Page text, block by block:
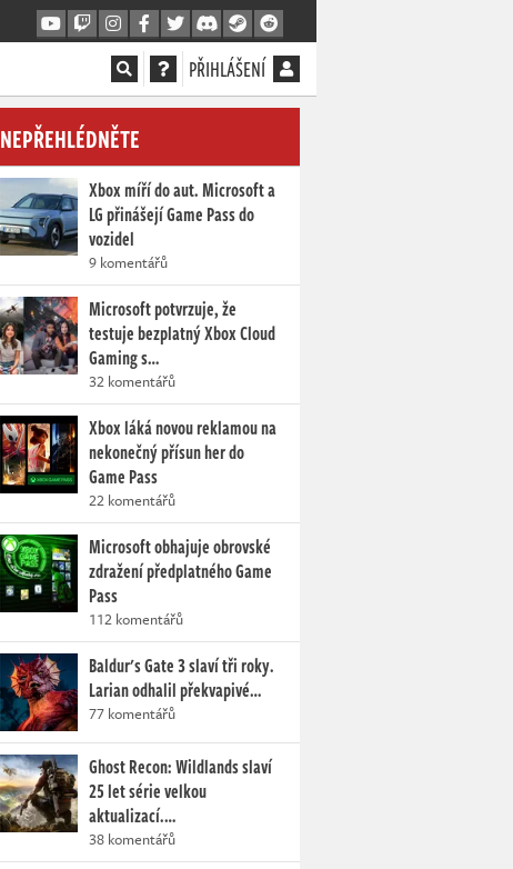
PŘIHLÁŠENÍ
NEPŘEHLÉDNĚTE
Xbox míří do aut. Microsoft a
LG přinášejí Game Pass do
vozidel
9 komentářů
Microsoft potvrzuje, že
testuje bezplatný Xbox Cloud
Gaming s…
32 komentářů
Xbox láká novou reklamou na
nekonečný přísun her do
Game Pass
22 komentářů
Microsoft obhajuje obrovské
zdražení předplatného Game
Pass
112 komentářů
Baldur's Gate 3 slaví tři roky.
Larian odhalil překvapivé…
77 komentářů
Ghost Recon: Wildlands slaví
25 let série velkou
aktualizací.…
38 komentářů